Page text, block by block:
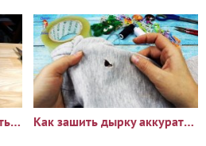
Как правильно поджимать бегунок на молнии Как зашить дырку аккуратно потайным швом, даже если вы держите